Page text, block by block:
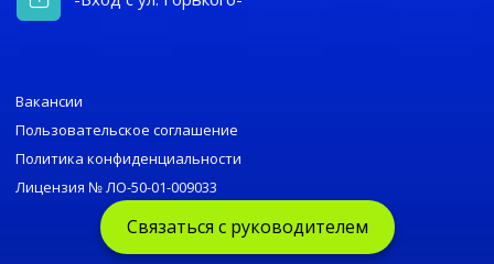
Вакансии
Пользовательское соглашение
Политика конфиденциальности
Лицензия № ЛО-50-01-009033
Связаться с руководителем